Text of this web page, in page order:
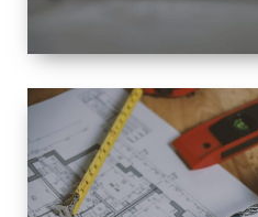
ESPACE
RÉNOVATION
INTÉRIEURE ET
EXTÉRIEURE